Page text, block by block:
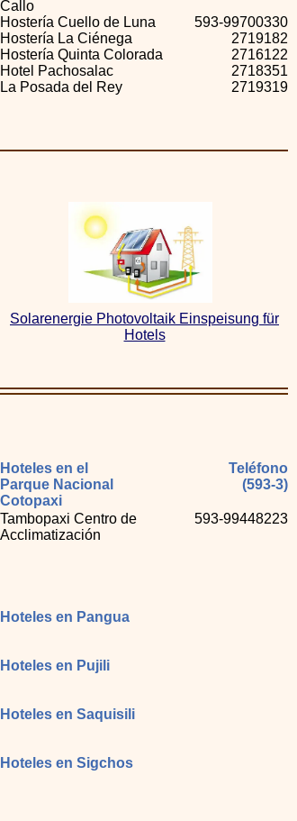
593-99448223
Tambopaxi Centro de
Acclimatización
Callo
Hostería Cuello de Luna
Hostería La Ciénega
Hostería Quinta Colorada
Hotel Pachosalac
La Posada del Rey
593-99700330
2719182
2716122
2718351
2719319
Hoteles en el
Parque Nacional
Cotopaxi
Teléfono
(593-3)
Hoteles en Pangua
Hoteles en Pujili
Hoteles en Saquisili
Hoteles en Sigchos
Solarenergie Photovoltaik Einspeisung für
Hotels